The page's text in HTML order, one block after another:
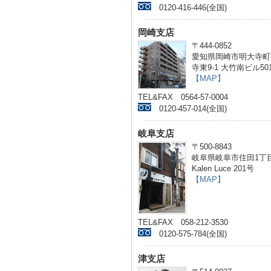
0120-416-446(全国)
岡崎支店
〒444-0852
愛知県岡崎市明大寺
寺東9-1 大竹南ビル
【MAP】
TEL&FAX 0564-57-0004
0120-457-014(全国)
岐阜支店
〒500-8843
岐阜県岐阜市住田1丁
Kalen Luce 201号
【MAP】
TEL&FAX 058-212-3530
0120-575-784(全国)
津支店